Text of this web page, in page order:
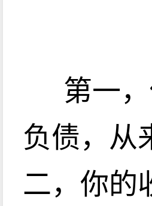
第一
负债，
二，你的